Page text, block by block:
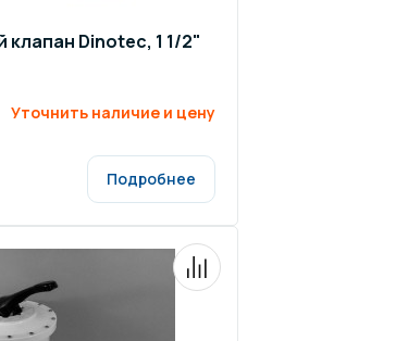
клапан Dinotec, 1 1/2"
Уточнить наличие и цену
Подробнее